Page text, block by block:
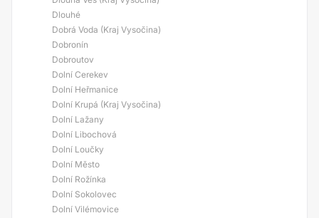
Dlouhé
Dobrá Voda (Kraj Vysočina)
Dobronín
Dobroutov
Dolní Cerekev
Dolní Heřmanice
Dolní Krupá (Kraj Vysočina)
Dolní Lažany
Dolní Libochová
Dolní Loučky
Dolní Město
Dolní Rožínka
Dolní Sokolovec
Dolní Vilémovice